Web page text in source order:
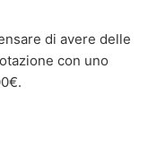
di avere delle
con uno